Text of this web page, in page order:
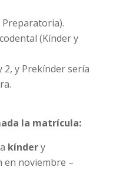
Preparatoria).
(Kínder y
2, y Prekínder sería
la matrícula:
kíndery
en noviembre –